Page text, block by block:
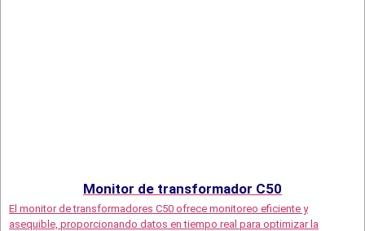
Monitor de transformador C50
El monitor de transformadores C50 ofrece monitoreo eficiente y
asequible, proporcionando datos en tiempo real para optimizar la